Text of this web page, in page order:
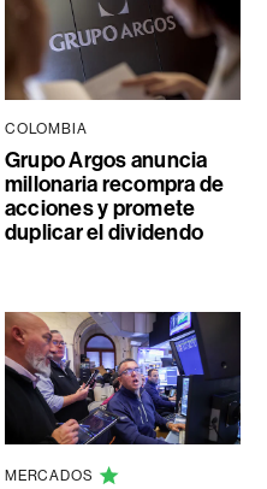
COLOMBIA
Grupo Argos anuncia
millonaria recompra de
acciones y promete
duplicar el dividendo
MERCADOS